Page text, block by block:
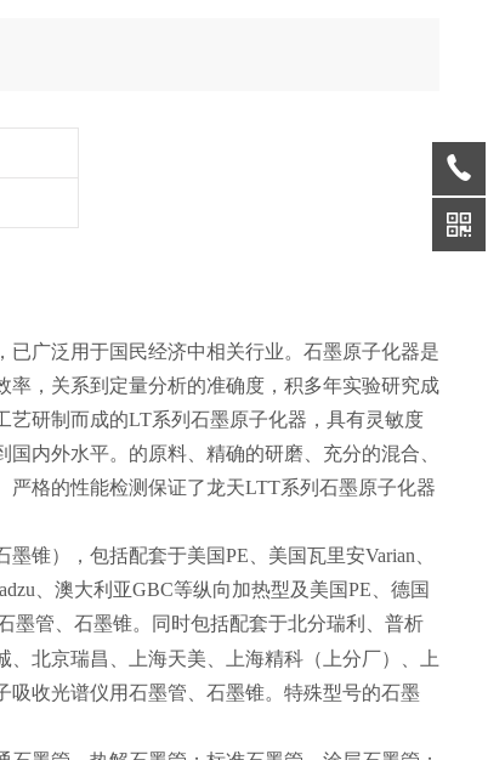
广泛用于国民经济中相关行业。石墨原子化器是
，关系到定量分析的准确度，积多年实验研究成
研制而成的LT系列石墨原子化器，具有灵敏度
内外水平。的原料、精确的研磨、充分的混合、
格的性能检测保证了龙天LTT系列石墨原子化器
锥），包括配套于美国PE、美国瓦里安Varian、
、澳大利亚GBC等纵向加热型及美国PE、德国
墨管、石墨锥。同时包括配套于北分瑞利、普析
北京瑞昌、上海天美、上海精科（上分厂）、上
收光谱仪用石墨管、石墨锥。特殊型号的石墨